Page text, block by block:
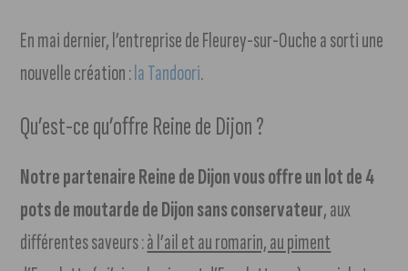
En mai dernier, l’entreprise de Fleurey-sur-Ouche a sorti une
nouvelle création :la Tandoori.
Qu’est-ce qu’offre Reine de Dijon ?
Notre partenaire Reine de Dijon vous offre un lot de 4
pots de moutarde de Dijon sans conservateur, aux
différentes saveurs :à l’ail et au romarin, au piment